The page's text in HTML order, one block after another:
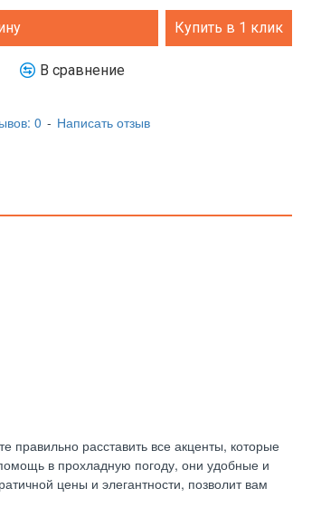
0 - Написать отзыв
Купить в 1 клик
В сравнение
правильно расставить все акценты, которые
в прохладную погоду, они удобные и
цены и элегантности, позволит вам